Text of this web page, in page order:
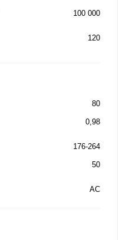
100 000
120
80
0,98
176-264
50
AC